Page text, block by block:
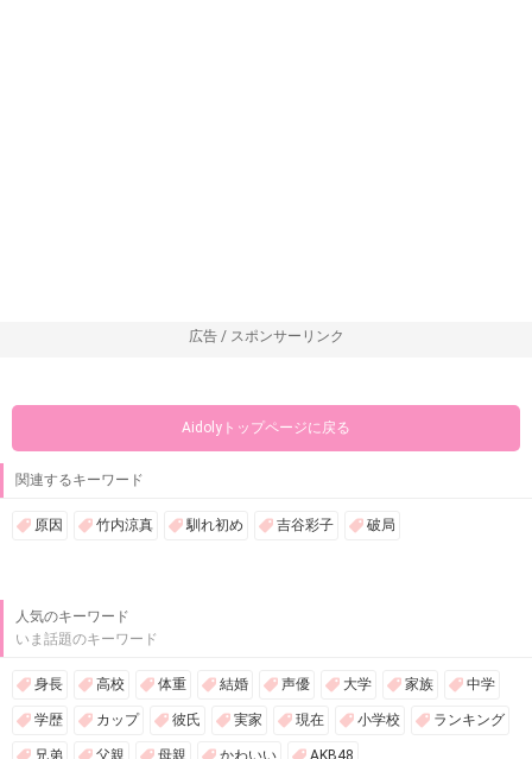
広告 / スポンサーリンク
Aidolyトップページに戻る
関連するキーワード
原因 竹内涼真 馴れ初め 吉谷彩子 破局
人気のキーワード
いま話題のキーワード
身長 高校 体重 結婚 声優 大学 家族 中学
学歴 カップ 彼氏 実家 現在 小学校 ランキング
兄弟 父親 母親 かわいい AKB48